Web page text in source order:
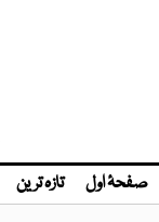
صفحۂ اول تازہ ترین